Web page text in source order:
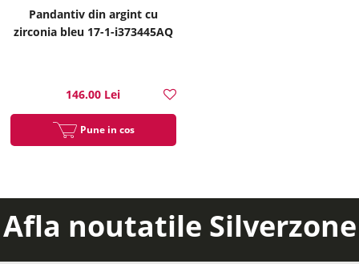
Pandantiv din argint cu
zirconia bleu 17-1-i373445AQ
146.00 Lei
Pune in cos
Afla noutatile Silverzone